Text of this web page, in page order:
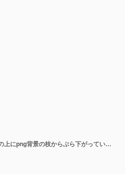
壁の緑色のイーヴィー葉の上にpng背景の枝からぶら下がっている緑色の植物